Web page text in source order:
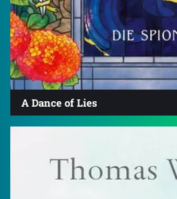
A Dance of Lies